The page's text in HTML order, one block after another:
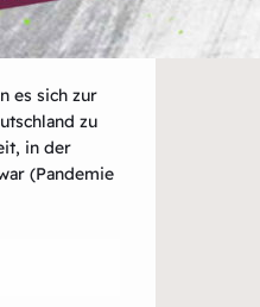
es sich zur
zu
in der
(Pandemie